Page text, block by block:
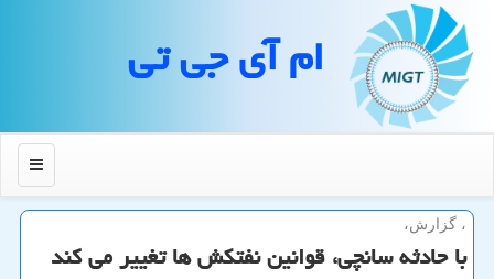
ام آی جی تی
منو
، گزارش،
با حادثه سانچی، قوانین نفتكش ها تغییر می كند